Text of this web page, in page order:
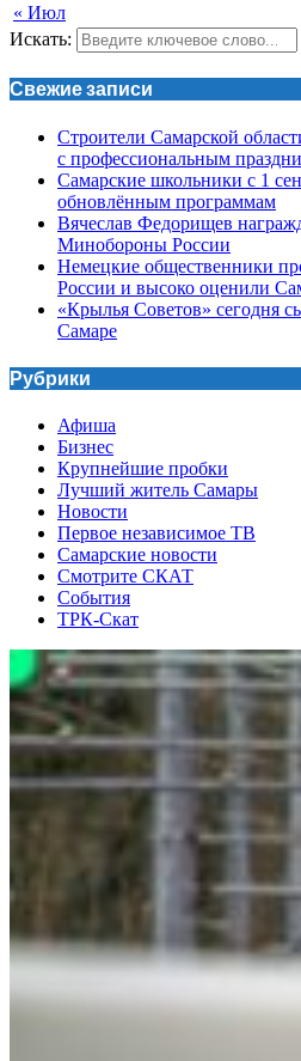
« Июл
Искать:
Свежие записи
Строители Самарской
с профессиональным
Самарские школьники с 1
обновлённым программам
Вячеслав Федорищев
Минобороны России
Немецкие общественники
России и высоко оценили
«Крылья Советов» сегодня
Самаре
Рубрики
Афиша
Бизнес
Крупнейшие пробки
Лучший житель Самары
Новости
Первое независимое ТВ
Самарские новости
Смотрите СКАТ
События
ТРК-Скат